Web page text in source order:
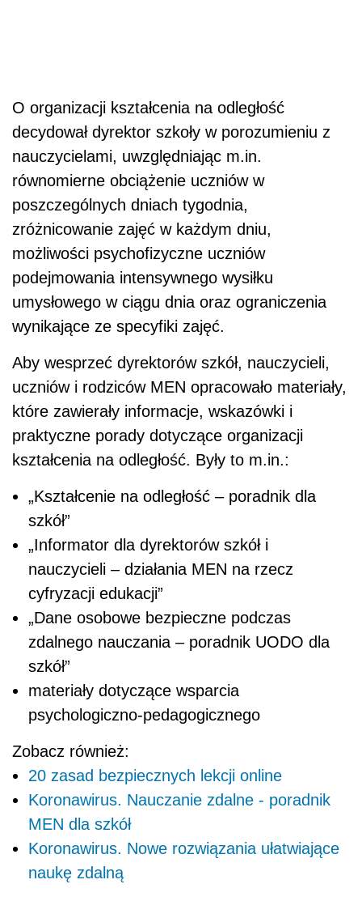
O organizacji kształcenia na odległość
decydował dyrektor szkoły w porozumieniu z
nauczycielami, uwzględniając m.in.
równomierne obciążenie uczniów w
poszczególnych dniach tygodnia,
zróżnicowanie zajęć w każdym dniu,
możliwości psychofizyczne uczniów
podejmowania intensywnego wysiłku
umysłowego w ciągu dnia oraz ograniczenia
wynikające ze specyfiki zajęć.
Aby wesprzeć dyrektorów szkół, nauczycieli,
uczniów i rodziców MEN opracowało materiały,
które zawierały informacje, wskazówki i
praktyczne porady dotyczące organizacji
kształcenia na odległość. Były to m.in.:
„Kształcenie na odległość – poradnik dla
szkół”
„Informator dla dyrektorów szkół i
nauczycieli – działania MEN na rzecz
cyfryzacji edukacji”
„Dane osobowe bezpieczne podczas
zdalnego nauczania – poradnik UODO dla
szkół”
materiały dotyczące wsparcia
psychologiczno-pedagogicznego
Zobacz również:
20 zasad bezpiecznych lekcji online
Koronawirus. Nauczanie zdalne - poradnik
MEN dla szkół
Koronawirus. Nowe rozwiązania ułatwiające
naukę zdalną